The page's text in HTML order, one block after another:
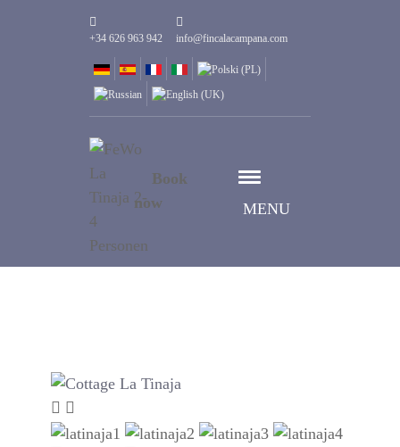
+34 626 963 942 info@fincalacampana.com
MENU
Book
now